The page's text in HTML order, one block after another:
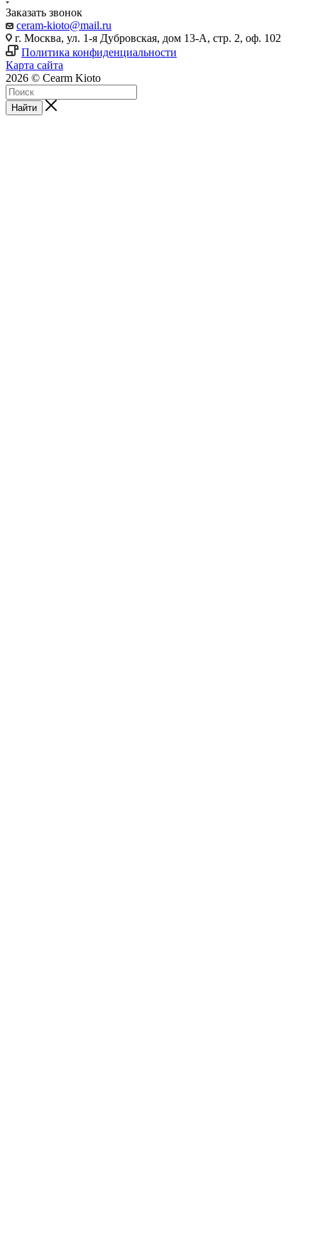
Заказать звонок
ceram-kioto@mail.ru
г. Москва, ул. 1-я Дубровская, дом 13-А, стр. 2, оф. 102
Политика конфиденциальности
Карта сайта
2026 © Cearm Kioto
Найти